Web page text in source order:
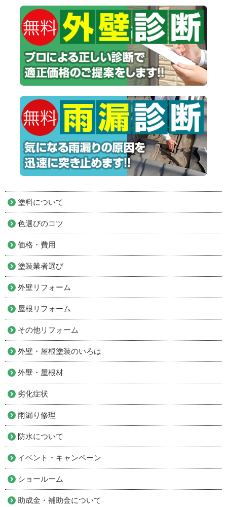
塗料について
色選びのコツ
価格・費用
塗装業者選び
外壁リフォーム
屋根リフォーム
その他リフォーム
外壁・屋根塗装のいろは
外壁・屋根材
劣化症状
雨漏り修理
防水について
イベント・キャンペーン
ショールーム
助成金・補助金について